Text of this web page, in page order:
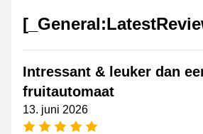
Intressant & leuker dan
fruitautomaat
13. juni 2026